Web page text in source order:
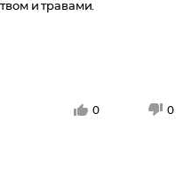
и травами.
0 0